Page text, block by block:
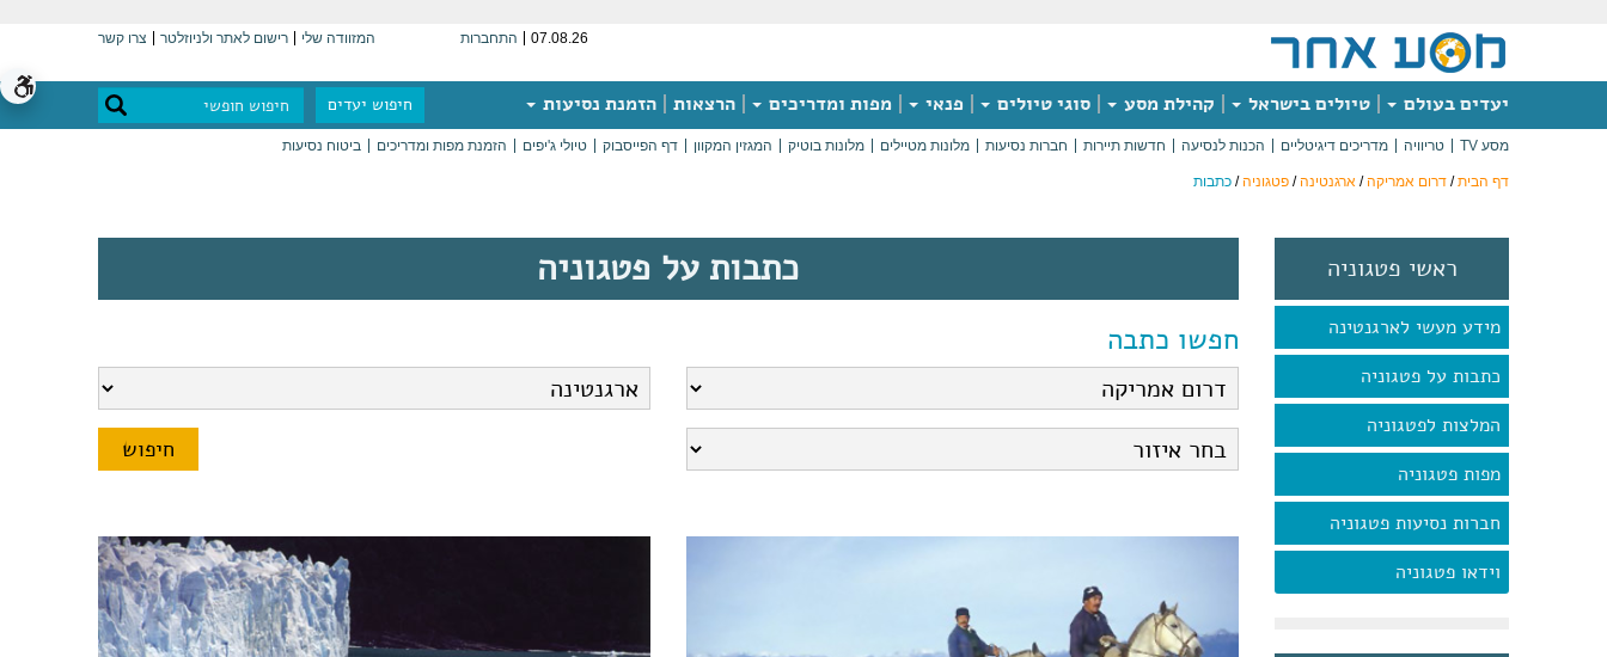
07.08.26 התחברות המזוודה שלי רישום לאתר ולניוזלטר צרו קשר
יעדים בעולם טיולים בישראל קהילת מסע סוגי טיולים פנאי מפות ומדריכים הרצאות הזמנת נסיעות חיפוש יעדים
מסע TV טריוויה מדריכים דיגיטליים הכנות לנסיעה חדשות תיירות חברות נסיעות מלונות מטיילים מלונות בוטיק המגזין המקוון דף הפייסבוק טיולי ג'יפים הזמנת מפות ומדריכים ביטוח נסיעות
דף הבית/ דרום אמריקה/ ארגנטינה/ פטגוניה/ כתבות
ראשי פטגוניה
מידע מעשי לארגנטינה
כתבות על פטגוניה
המלצות לפטגוניה
מפות פטגוניה
חברות נסיעות פטגוניה
וידאו פטגוניה
כתבות על פטגוניה
חפשו כתבה